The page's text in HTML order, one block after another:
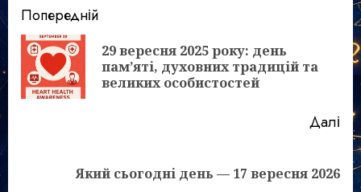
Post
navigation
Попередній
29 вересня 2025 року: день
пам’яті, духовних традицій та
великих особистостей
Далі
НаступнийЯкий сьогодні день — 17 вересня 2026